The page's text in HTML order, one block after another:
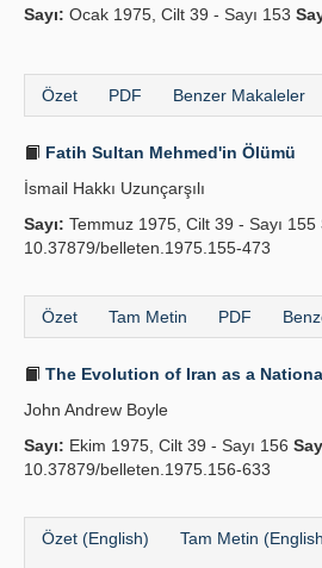
Sayı: Ocak 1975, Cilt 39 - Sayı 153
Özet PDF Benzer Makaleler
Fatih Sultan Mehmed'in Ölümü
İsmail Hakkı Uzunçarşılı
Sayı: Temmuz 1975, Cilt 39 - Sayı 155
10.37879/belleten.1975.155-473
Özet Tam Metin PDF
The Evolution of Iran as a
John Andrew Boyle
Sayı: Ekim 1975, Cilt 39 - Sayı 156
10.37879/belleten.1975.156-633
Özet (English) Tam Metin